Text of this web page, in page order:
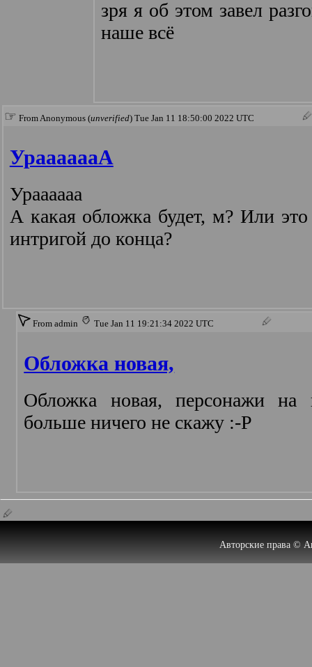
зря я об этом завел
наше всё
☞ From Anonymous (unverified) Tue Jan 11 18:50:00 2022 UTC
УрааааааА
Ураааааа
А какая обложка будет, м? Или это
интригой до конца?
From admin Tue Jan 11 19:21:34 2022 UTC
Обложка новая,
Обложка новая, персонажи на
больше ничего не скажу :-P
Авторские права ©